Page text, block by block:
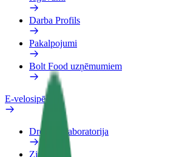
Darba Profils
Pakalpojumi
Bolt Food uzņēmumiem
E-velosipēdi
Drošības laboratorija
Ziņot